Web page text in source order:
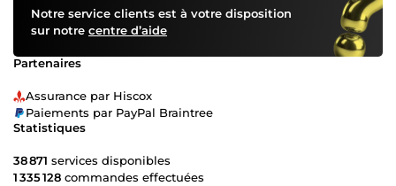
Notre service clients est à votre disposition
sur notre centre d’aide
Partenaires
Assurance par Hiscox
Paiements par PayPal Braintree
Statistiques
38 871 services disponibles
1 335 128 commandes effectuées